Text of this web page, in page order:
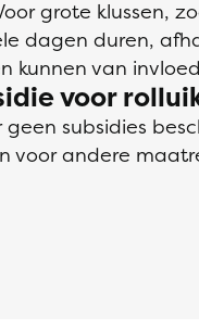
grote klussen,
dagen duren,
kunnen van
voor
subsidies
voor andere